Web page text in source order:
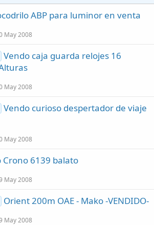
ABP para luminor en venta
May 2008
Vendo caja guarda relojes 16
May 2008
Vendo curioso despertador de viaje
May 2008
Crono 6139 balato
May 2008
Orient 200m OAE - Mako -VENDIDO-
May 2008